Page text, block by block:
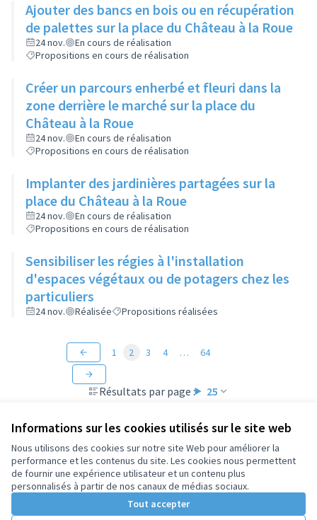
Informations sur les cookies utilisés sur le site web
Nous utilisons des cookies sur notre site Web pour améliorer la
performance et les contenus du site. Les cookies nous permettent
de fournir une expérience utilisateur et un contenu plus
personnalisés à partir de nos canaux de médias sociaux.
Tout accepter
Ajouter des bancs en bois ou en récupération
de palettes sur la place du Château à la Roue
24 nov.
En cours de réalisation
Propositions en cours de réalisation
Créer un parcours enherbé et fleuri dans la
zone derrière le marché sur la place du
Château à la Roue
24 nov.
En cours de réalisation
Propositions en cours de réalisation
Implanter des jardinières partagées sur la
place du Château à la Roue
24 nov.
En cours de réalisation
Propositions en cours de réalisation
Sensibiliser les régies à l'installation
d'espaces végétaux ou de potagers chez les
particuliers
24 nov. Réalisée Propositions réalisées
Résultats par page : 25
1 2 3 4 … 64
Conditions d'utilisation
Paramètres des cookies